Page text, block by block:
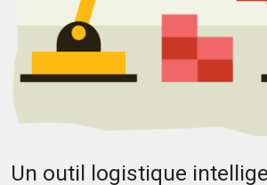
Un outil logistique